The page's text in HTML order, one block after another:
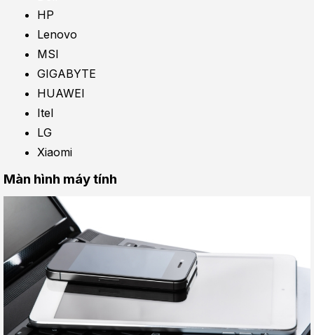
HP
Lenovo
MSI
GIGABYTE
HUAWEI
Itel
LG
Xiaomi
Màn hình máy tính